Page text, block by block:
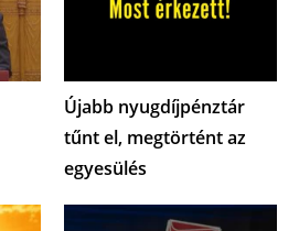
Újabb nyugdíjpénztár
tűnt el, megtörtént az
egyesülés